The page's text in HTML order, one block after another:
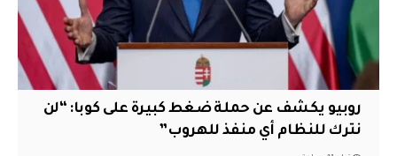
روبيو يكشف عن حملة ضغط كبيرة على كوبا: “لن
نترك للنظام أي منفذ للهروب”